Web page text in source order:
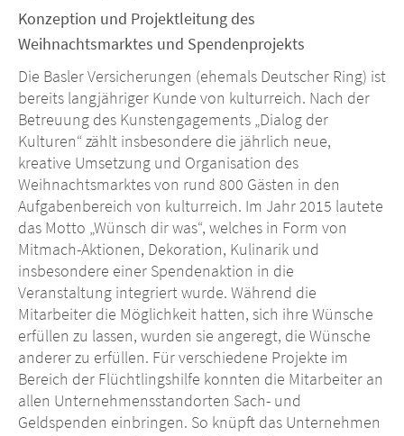
Konzeption und Projektleitung des
Weihnachtsmarktes und Spendenprojekts
Die Basler Versicherungen (ehemals Deutscher Ring) ist
bereits langjähriger Kunde von kulturreich. Nach der
Betreuung des Kunstengagements „Dialog der
Kulturen“ zählt insbesondere die jährlich neue,
kreative Umsetzung und Organisation des
Weihnachtsmarktes von rund 800 Gästen in den
Aufgabenbereich von kulturreich. Im Jahr 2015 lautete
das Motto „Wünsch dir was“, welches in Form von
Mitmach-Aktionen, Dekoration, Kulinarik und
insbesondere einer Spendenaktion in die
Veranstaltung integriert wurde. Während die
Mitarbeiter die Möglichkeit hatten, sich ihre Wünsche
erfüllen zu lassen, wurden sie angeregt, die Wünsche
anderer zu erfüllen. Für verschiedene Projekte im
Bereich der Flüchtlingshilfe konnten die Mitarbeiter an
allen Unternehmensstandorten Sach- und
Geldspenden einbringen. So knüpft das Unternehmen